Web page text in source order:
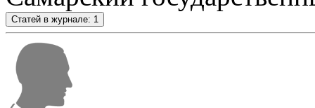
Статей в журнале: 1